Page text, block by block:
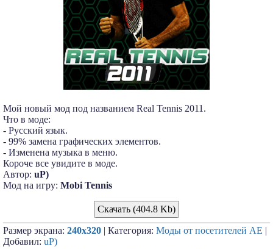
Мой новый мод под названием Real Tennis 2011.
Что в моде:
- Русский язык.
- 99% замена графических элементов.
- Изменена музыка в меню.
Короче все увидите в моде.
Автор: uP)
Мод на игру: Mobi Tennis
Скачать (404.8 Kb)
Размер экрана: 240x320 | Категория: Моды от посетителей АЕ |
Добавил: uP)